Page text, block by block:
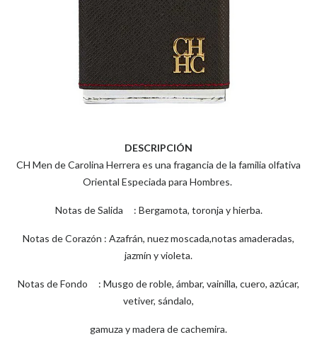
DESCRIPCIÓN
CH Men de Carolina Herrera es una fragancia de la familia olfativa
Oriental Especiada para Hombres.
Notas de Salida : Bergamota, toronja y hierba.
Notas de Corazón : Azafrán, nuez moscada,notas amaderadas,
jazmín y violeta.
Notas de Fondo : Musgo de roble, ámbar, vainilla, cuero, azúcar,
vetiver, sándalo,
gamuza y madera de cachemira.